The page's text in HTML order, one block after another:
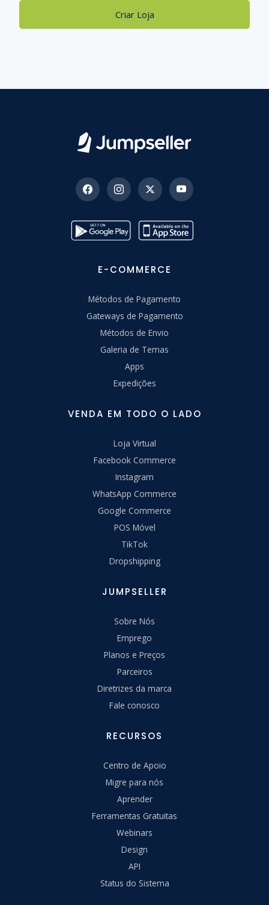
Criar Loja
E-COMMERCE
Métodos de Pagamento
Gateways de Pagamento
Métodos de Envio
Galeria de Temas
Apps
Expedições
VENDA EM TODO O LADO
Loja Virtual
Facebook Commerce
Instagram
WhatsApp Commerce
Google Commerce
POS Móvel
TikTok
Dropshipping
JUMPSELLER
Sobre Nós
Emprego
Planos e Preços
Parceiros
Diretrizes da marca
Fale conosco
RECURSOS
Centro de Apoio
Migre para nós
Aprender
Ferramentas Gratuitas
Webinars
Design
API
Status do Sistema